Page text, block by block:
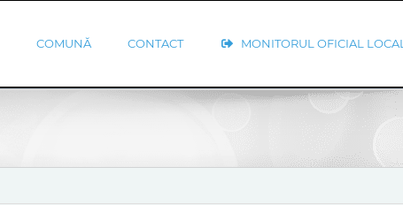
COMUNĂ CONTACT MONITORUL OFICIAL LOCAL